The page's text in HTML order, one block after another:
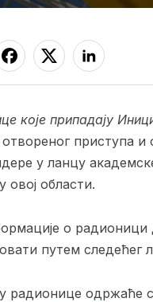
које припадају
приступа
у ланцу
овој области.
о радионици
путем следећег
радионице одржаће